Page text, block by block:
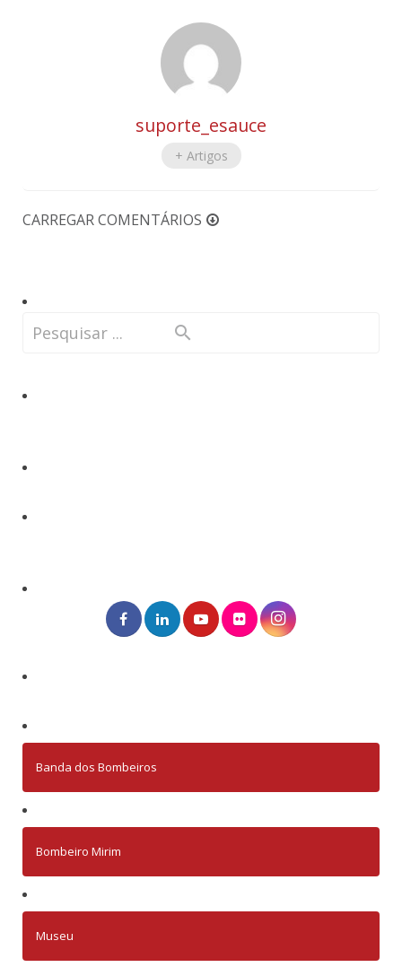
suporte_esauce
+ Artigos
CARREGAR COMENTÁRIOS
Banda dos Bombeiros
Bombeiro Mirim
Museu